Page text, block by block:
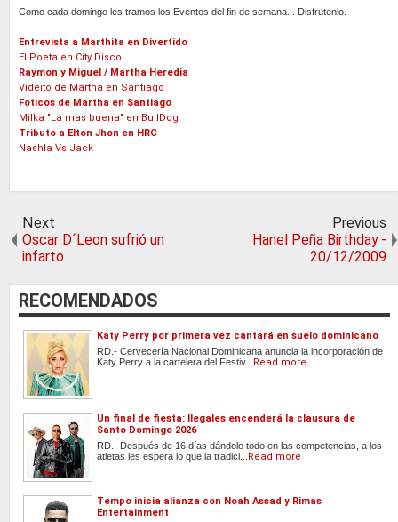
Como cada domingo les tramos los Eventos del fin de semana... Disfrutenlo.
Entrevista a Marthita en Divertido
El Poeta en City Disco
Raymon y Miguel / Martha Heredia
Videito de Martha en Santiago
Foticos de Martha en Santiago
Milka "La mas buena" en BullDog
Tributo a Elton Jhon en HRC
Nashla Vs Jack
Next
Oscar D´Leon sufrió un
infarto
Previous
Hanel Peña Birthday -
20/12/2009
RECOMENDADOS
Katy Perry por primera vez cantará en suelo dominicano
RD.- Cervecería Nacional Dominicana anuncia la incorporación de
Katy Perry a la cartelera del Festiv...
Read more
Un final de fiesta: Ilegales encenderá la clausura de
Santo Domingo 2026
RD.- Después de 16 días dándolo todo en las competencias, a los
atletas les espera lo que la tradici...
Read more
Tempo inicia alianza con Noah Assad y Rimas
Entertainment